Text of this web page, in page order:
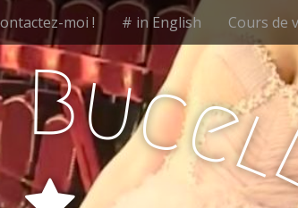
moi ! # in English Cours de
Bucel